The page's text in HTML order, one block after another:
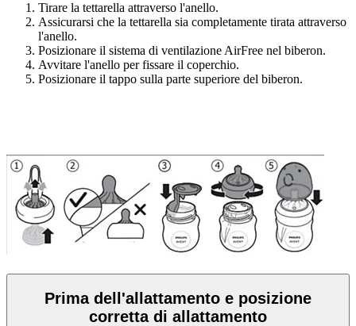
Tirare la tettarella attraverso l'anello.
Assicurarsi che la tettarella sia completamente tirata attraverso
l'anello.
Posizionare il sistema di ventilazione AirFree nel biberon.
Avvitare l'anello per fissare il coperchio.
Posizionare il tappo sulla parte superiore del biberon.
Prima dell'allattamento e posizione
corretta di allattamento